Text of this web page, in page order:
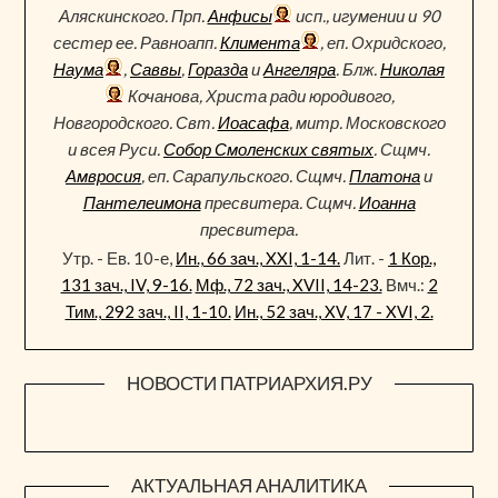
Аляскинского. Прп.Анфисы
исп., игумении и 90
сестер ее. Равноапп.Климента
, еп. Охридского,
Наума
,Саввы,ГораздаиАнгеляра. Блж.Николая
Кочанова, Христа ради юродивого,
Новгородского. Свт.Иоасафа, митр. Московского
и всея Руси.Собор Смоленских святых. Сщмч.
Амвросия, еп. Сарапульского. Сщмч.Платонаи
Пантелеимонапресвитера. Сщмч.Иоанна
пресвитера.
Утр. - Ев. 10-е, Ин., 66 зач., XXI, 1-14.Лит. - 1 Кор.,
131 зач., IV, 9-16. Мф., 72 зач., XVII, 14-23.Вмч.: 2
Тим., 292 зач., II, 1-10. Ин., 52 зач., XV, 17 - XVI, 2.
НОВОСТИ ПАТРИАРХИЯ.РУ
АКТУАЛЬНАЯ АНАЛИТИКА